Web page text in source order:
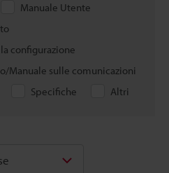
Manuale Utente
configurazione
Manuale sulle comunicazioni
Specifiche Altri